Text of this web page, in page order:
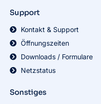
Support
Kontakt & Support
Öffnungszeiten
Downloads / Formulare
Netzstatus
Sonstiges